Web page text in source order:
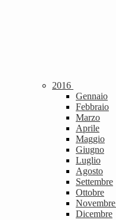
2016
Gennaio
Febbraio
Marzo
Aprile
Maggio
Giugno
Luglio
Agosto
Settembre
Ottobre
Novembre
Dicembre